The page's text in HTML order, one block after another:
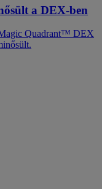
a DEX-ben
Quadrant™ DEX